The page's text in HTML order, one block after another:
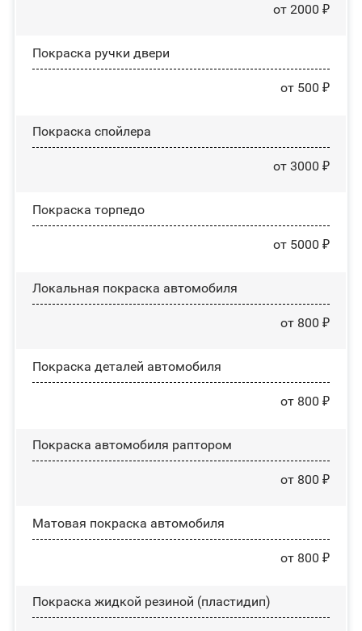
от 2000 ₽
Покраска ручки двери
от 500 ₽
Покраска спойлера
от 3000 ₽
Покраска торпедо
от 5000 ₽
Локальная покраска автомобиля
от 800 ₽
Покраска деталей автомобиля
от 800 ₽
Покраска автомобиля раптором
от 800 ₽
Матовая покраска автомобиля
от 800 ₽
Покраска жидкой резиной (пластидип)